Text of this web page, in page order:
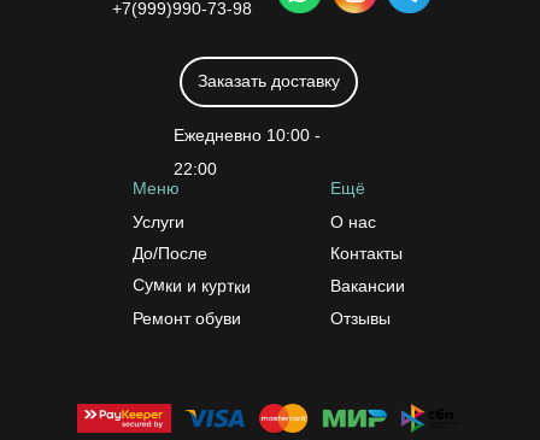
Заказать доставку
Меню
Услуги
До/После
Сумки и куртки
Ремонт обуви
Контакты
О нас
Вакансии
Отзывы
Ещё
Ежедневно 10:00 -
22:00
+7(999)990-73-98